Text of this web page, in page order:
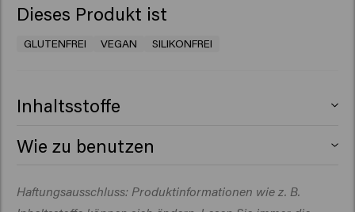
Dieses Produkt ist
GLUTENFREI VEGAN SILIKONFREI
Inhaltsstoffe
Communis (Castor) Seed Oil, Candelilla Cera (Euphorbia
Butyrospermum Parkii (Shea) Butter, Parfum
Wie zu benutzen
in trockenes Haar einarbeiten.
Haftungsausschluss: Produktinformationen wie z. B.